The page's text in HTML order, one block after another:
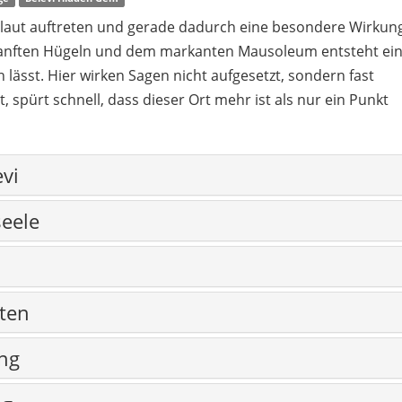
auftreten und gerade dadurch eine besondere
Hügeln und dem markanten Mausoleum entsteht
Hier wirken Sagen nicht aufgesetzt, sondern fast
spürt schnell, dass dieser Ort mehr ist als nur ein Punkt